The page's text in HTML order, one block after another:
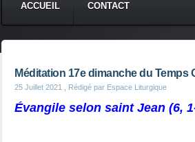
ACCUEIL CONTACT
Méditation 17e dimanche du Temps
25 Juillet 2021 , Rédigé par Espace Liturgique
Évangile selon saint Jean (6,